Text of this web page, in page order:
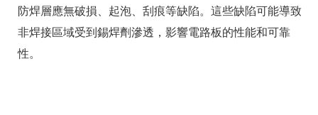
防焊層應無破損、起泡、刮痕等缺陷。這些缺陷可能導致
非焊接區域受到錫焊劑滲透，影響電路板的性能和可靠
性。